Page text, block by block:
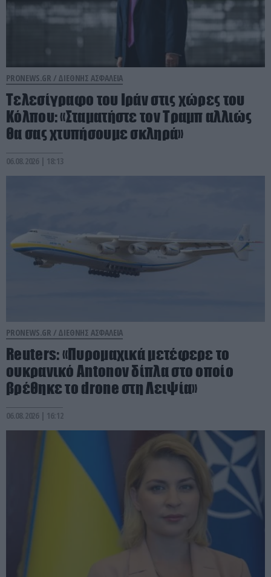
PRONEWS.GR / ΔΙΕΘΝΗΣ ΑΣΦΑΛΕΙΑ
Τελεσίγραφο του Ιράν στις χώρες του
Κόλπου: «Σταματήστε τον Τραμπ αλλιώς
θα σας χτυπήσουμε σκληρά»
06.08.2026 | 18:13
PRONEWS.GR / ΔΙΕΘΝΗΣ ΑΣΦΑΛΕΙΑ
Reuters: «Πυρομαχικά μετέφερε το
ουκρανικό Antonov δίπλα στο οποίο
βρέθηκε το drone στη Λειψία»
06.08.2026 | 16:12